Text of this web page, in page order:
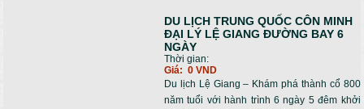
DU LỊCH TRUNG QUỐC CÔN MINH
ĐẠI LÝ LỆ GIANG ĐƯỜNG BAY 6
NGÀY
Thời gian:
Giá: 0 VND
Du lịch Lệ Giang – Khám phá thành cổ 800
năm tuổi với hành trình 6 ngày 5 đêm khởi